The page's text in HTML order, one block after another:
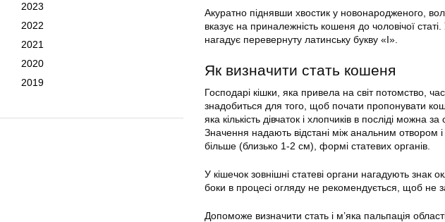
2023
2022
2021
2020
2019
Акуратно піднявши хвостик у новонародженого,
вказує на приналежність кошеня до чоловічої
нагадує перевернуту латинську букву «І».
Як визначити стать кошеня
Господарі кішки, яка привела на світ потомство,
знадобиться для того, щоб почати пропонувати
яка кількість дівчаток і хлопчиків в посліді
Значення надають відстані між анальним отвором і
більше (близько 1-2 см), формі статевих органів.
У кішечок зовнішні статеві органи нагадують знак
боки в процесі огляду не рекомендується, щоб не
Допоможе визначити стать і м’яка пальпація